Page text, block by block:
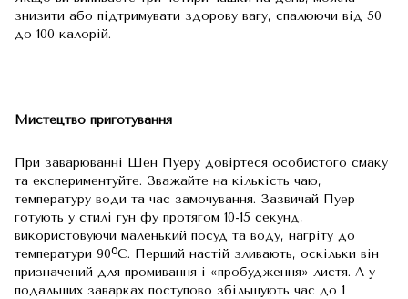
знизити або підтримувати здорову вагу, спалюючи від 50
до 100 калорій.
Мистецтво приготування
При заварюванні Шен Пуеру довіртеся особистого смаку
та експериментуйте. Зважайте на кількість чаю,
температуру води та час замочування. Зазвичай Пуер
готують у стилі гун фу протягом 10-15 секунд,
використовуючи маленький посуд та воду, нагріту до
температури 90ᴼС. Перший настій зливають, оскільки він
призначений для промивання і «пробудження» листя. А у
подальших заварках поступово збільшують час до 1